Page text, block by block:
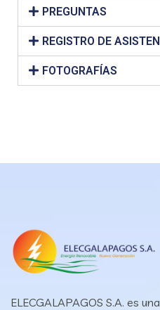
PREGUNTAS
REGISTRO DE
FOTOGRAFÍAS
ELECGALAPAGOS S.A. es